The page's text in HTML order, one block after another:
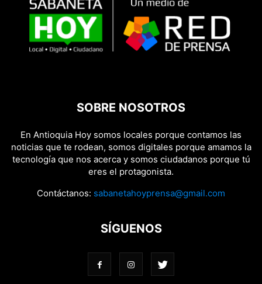
SOBRE NOSOTROS
En Antioquia Hoy somos locales porque contamos las
noticias que te rodean, somos digitales porque amamos la
tecnología que nos acerca y somos ciudadanos porque tú
eres el protagonista.
Contáctanos: sabanetahoyprensa@gmail.com
SÍGUENOS